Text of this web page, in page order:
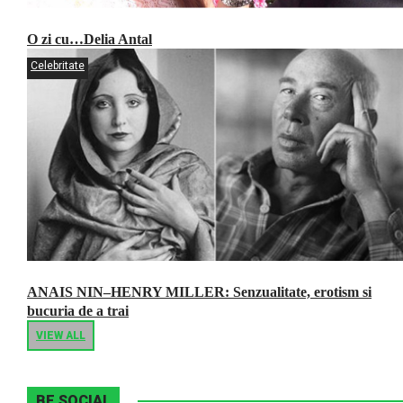
O zi cu…Delia Antal
Celebritate
ANAIS NIN–HENRY MILLER: Senzualitate, erotism si
bucuria de a trai
VIEW ALL